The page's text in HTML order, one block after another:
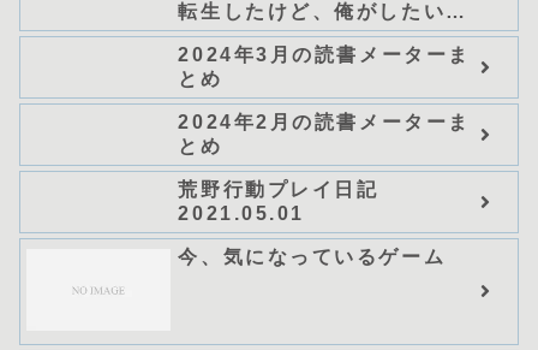
転生したけど、俺がしたいの
は冒険じゃなくてホワイト商
会の立上げです～（グラスト
ノベルス） (グラスト
NOVELS)/可換環」シリーズ
全巻のあらすじ・感想
2024年3月の読書メーターま
とめ
2024年2月の読書メーターま
とめ
荒野行動プレイ日記
2021.05.01
今、気になっているゲーム